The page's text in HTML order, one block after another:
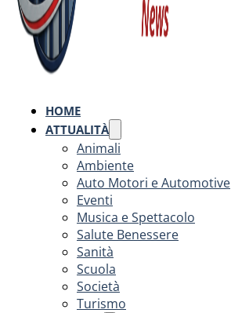
HOME
ATTUALITÀ
Animali
Ambiente
Auto Motori e Automotive
Eventi
Musica e Spettacolo
Salute Benessere
Sanità
Scuola
Società
Turismo